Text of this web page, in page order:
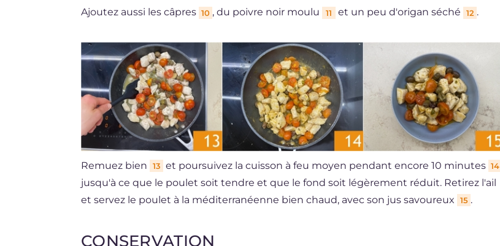
Ajoutez aussi les câpres 10 , du poivre noir moulu 11 et un peu d'origan séché 12 .
Remuez bien 13 et poursuivez la cuisson à feu moyen pendant encore 10 minutes 14
jusqu'à ce que le poulet soit tendre et que le fond soit légèrement réduit. Retirez l'ail
et servez le poulet à la méditerranéenne bien chaud, avec son jus savoureux
15 .
CONSERVATION